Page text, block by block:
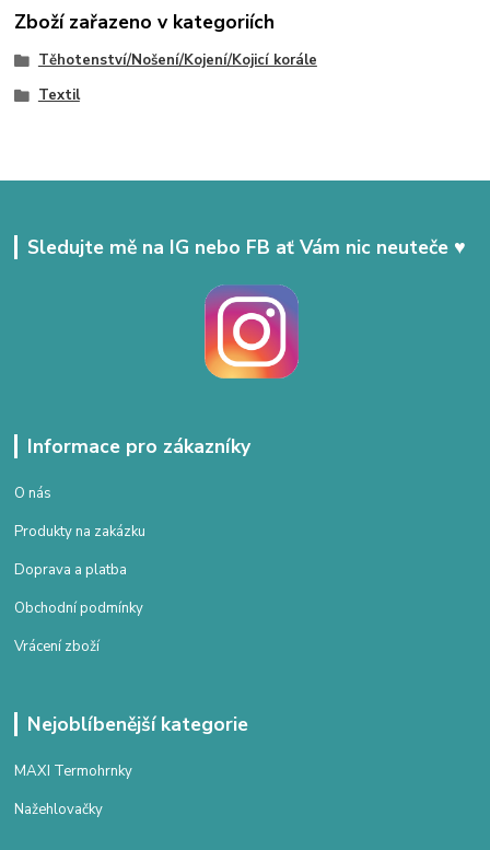
Zboží zařazeno v kategoriích
Těhotenství/Nošení/Kojení/Kojicí korále
Textil
Sledujte mě na IG nebo FB ať Vám nic neuteče ♥
Informace pro zákazníky
O nás
Produkty na zakázku
Doprava a platba
Obchodní podmínky
Vrácení zboží
Nejoblíbenější kategorie
MAXI Termohrnky
Nažehlovačky